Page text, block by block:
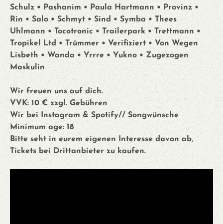
Schulz • Pashanim • Paula Hartmann • Provinz •
Rin • Salo • Schmyt • Sind • Symba • Thees
Uhlmann • Tocotronic • Trailerpark • Trettmann •
Tropikel Ltd • Trümmer • Verifiziert • Von Wegen
Lisbeth • Wanda • Yrrre • Yukno • Zugezogen
Maskulin
Wir freuen uns auf dich.
VVK: 10 € zzgl. Gebühren
Wir bei Instagram & Spotify// Songwünsche
Minimum age: 18
Bitte seht in eurem eigenen Interesse davon ab,
Tickets bei Drittanbieter zu kaufen.